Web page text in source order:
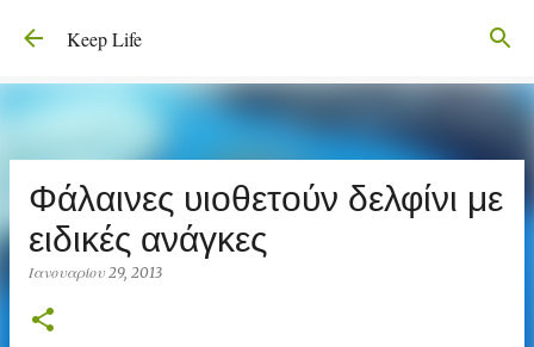
Μετάβαση στο κύριο περιεχόμενο
Keep Life
Φάλαινες υιοθετούν δελφίνι με
ειδικές ανάγκες
Ιανουαρίου 29, 2013